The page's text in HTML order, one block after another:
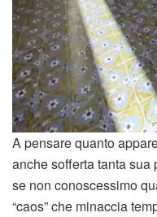
A pensare quanto
anche sofferta tanta
se non conoscessimo
“caos” che minaccia